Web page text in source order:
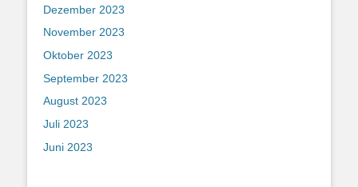
Dezember 2023
November 2023
Oktober 2023
September 2023
August 2023
Juli 2023
Juni 2023